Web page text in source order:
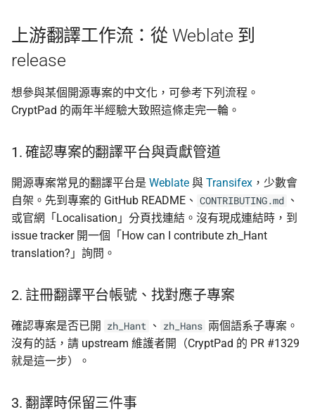
上游翻譯工作流：從 Weblate 到
release
想參與某個開源專案的中文化，可參考下列流程。
CryptPad 的兩年半經驗大致照這條走完一輪。
1. 確認專案的翻譯平台與貢獻管道
開源專案常見的翻譯平台是 Weblate 與 Transifex ，少數會
自架。先到專案的 GitHub README、 CONTRIBUTING.md 、
或官網「Localisation」分頁找連結。沒有現成連結時，到
issue tracker 開一個「How can I contribute zh_Hant
translation?」詢問。
2. 註冊翻譯平台帳號、找對應子專案
確認專案是否已開 zh_Hant 、 zh_Hans 兩個語系子專案。
沒有的話，請 upstream 維護者開（CryptPad 的 PR #1329
就是這一步）。
3. 翻譯時保留三件事